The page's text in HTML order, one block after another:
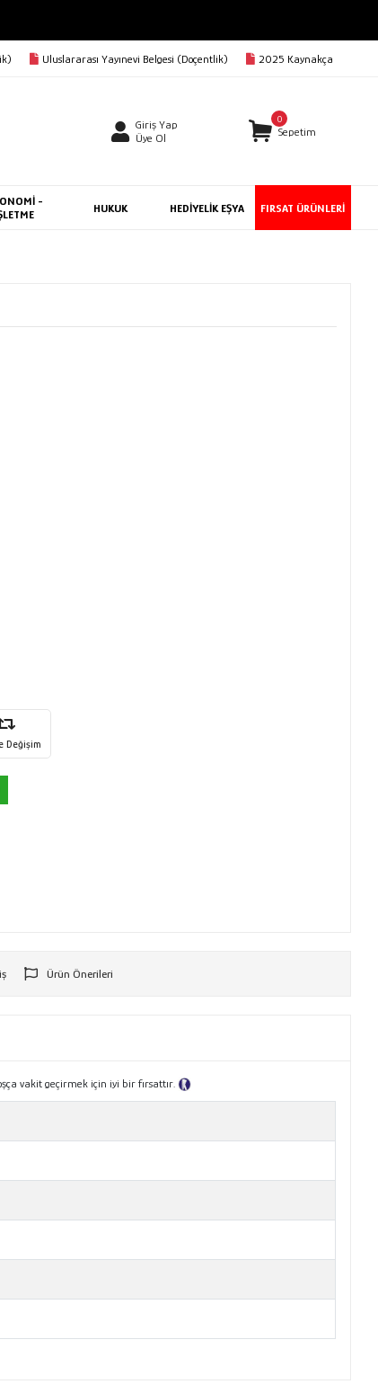
Uluslararası Yayınevi Belgesi (Doçentlik) 2025 Kaynakça
Giriş Yap
Üye Ol
0
Sepetim
-
HUKUK HEDİYELİK EŞYA FIRSAT ÜRÜNLERİ
Değişim
Ürün Önerileri
vakit geçirmek için iyi bir fırsattır.